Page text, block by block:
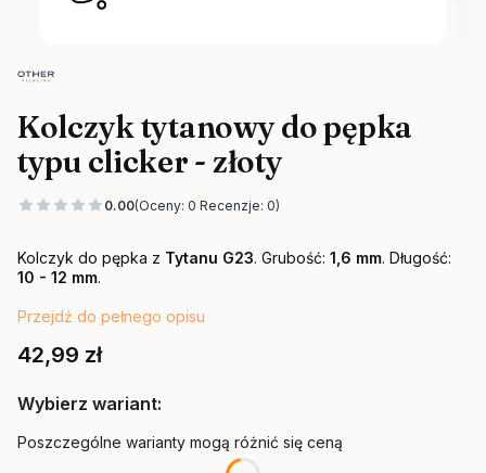
Kolczyk tytanowy do pępka
typu clicker - złoty
0.00(Oceny: 0 Recenzje: 0)
Kolczyk do pępka z Tytanu G23. Grubość: 1,6 mm. Długość:
10 - 12 mm.
Przejdź do pełnego opisu
Cena
42,99 zł
Wybierz wariant:
Poszczególne warianty mogą różnić się ceną